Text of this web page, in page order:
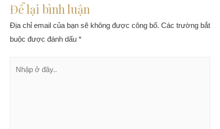
Để lại bình luận
Địa chỉ email của bạn sẽ không được công bố. Các trường bắt
buộc được đánh dấu *